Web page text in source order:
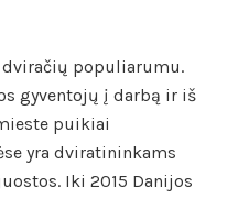
dviračių populiarumu.
gyventojų į darbą ir iš
puikiai
yra dviratininkams
Iki 2015 Danijos